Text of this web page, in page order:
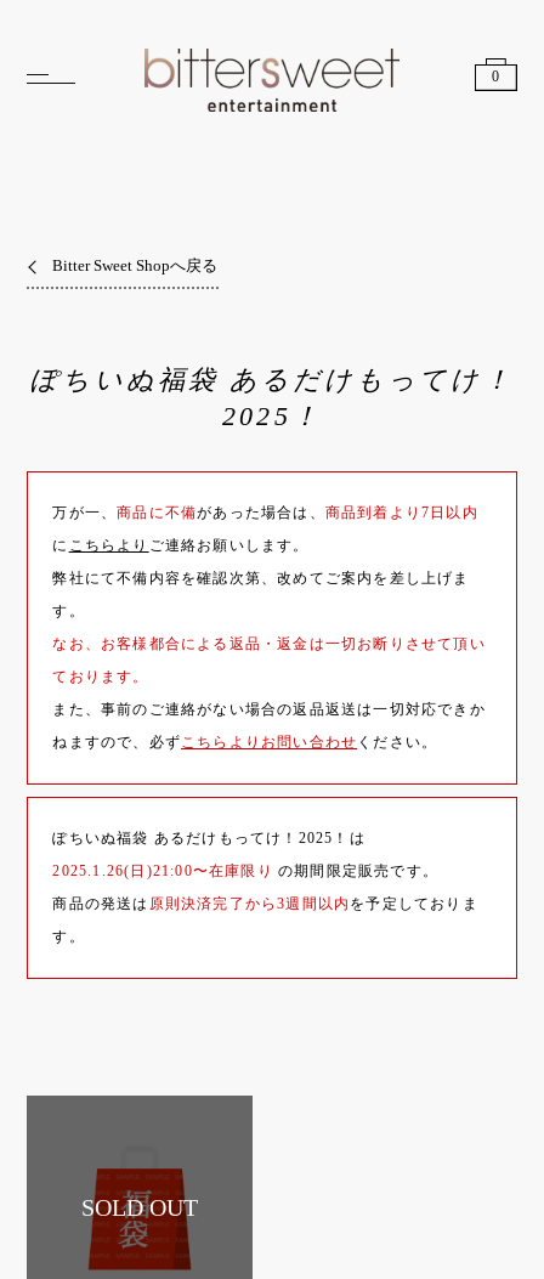
0
Bitter Sweet Shopへ戻る
ぽちいぬ福袋 あるだけもってけ！
2025！
万が一、商品に不備があった場合は、 商品到着より7日以内
に こちらより ご連絡お願いします。
弊社にて不備内容を確認次第、改めてご案内を差し上げま
す。
なお、お客様都合による返品・返金は一切お断りさせて頂い
ております。
また、事前のご連絡がない場合の返品返送は一切対応できか
ねますので、必ずこちらよりお問い合わせ ください。
ぽちいぬ福袋 あるだけもってけ！2025！は
2025.1.26(日)21:00〜在庫限り の期間限定販売です。
商品の発送は 原則決済完了から3週間以内 を予定しておりま
す。